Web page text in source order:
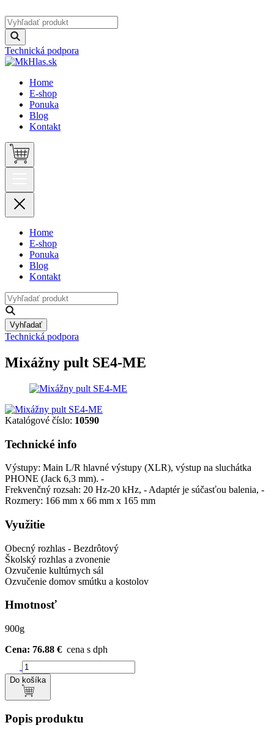
Technická podpora
Home
E-shop
Ponuka
Blog
Kontakt
Home
E-shop
Ponuka
Blog
Kontakt
Vyhľadať
Technická podpora
Mixážny pult SE4-ME
Katalógové číslo: 10590
Technické info
Výstupy: Main L/R hlavné výstupy (XLR), výstup na sluchátka
PHONE (Jack 6,3 mm). -
Frekvenčný rozsah: 20 Hz-20 kHz, - Adaptér je súčasťou balenia, -
Rozmery: 166 mm x 66 mm x 165 mm
Využitie
Obecný rozhlas - Bezdrôtový
Školský rozhlas a zvonenie
Ozvučenie kultúrnych sál
Ozvučenie domov smútku a kostolov
Hmotnosť
900g
Cena: 76.88 € cena s dph
Do košíka
Popis produktu